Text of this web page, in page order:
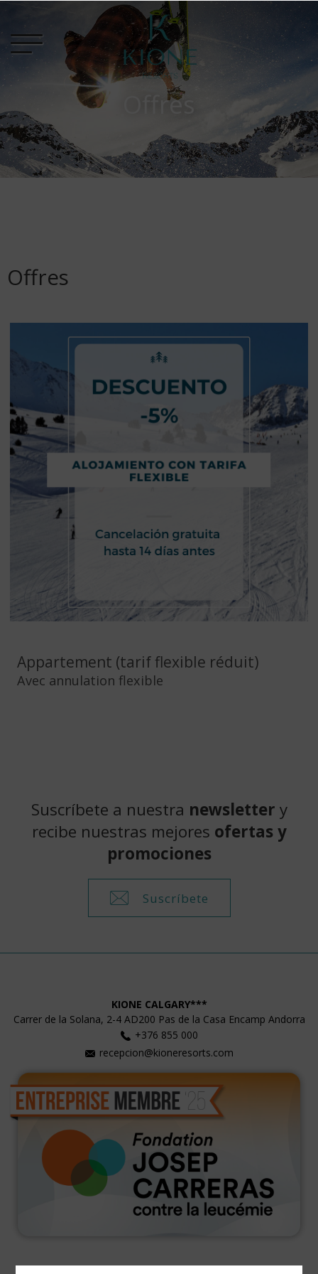
Offres
Offres
Appartement (tarif flexible réduit)
Avec annulation flexible
Suscríbete a nuestra newsletter y
recibe nuestras mejores ofertas y
promociones
Suscríbete
KIONE CALGARY***
Carrer de la Solana, 2-4 AD200 Pas de la Casa Encamp Andorra
+376 855 000
recepcion@kioneresorts.com